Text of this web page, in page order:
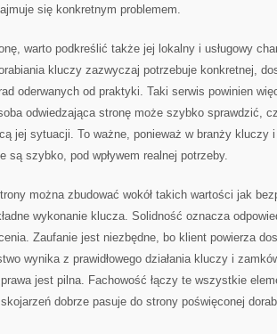
się konkretnym problemem.
warto podkreślić także jej lokalny i usługowy
kluczy zazwyczaj potrzebuje konkretnej,
oderwanych od praktyki. Taki serwis powinien
odwiedzająca stronę może szybko sprawdzić,
jej sytuacji. To ważne, ponieważ w branży kluczy
są szybko, pod wpływem realnej potrzeby.
można zbudować wokół takich wartości jak
wykonanie klucza. Solidność oznacza
Zaufanie jest niezbędne, bo klient powierza
wynika z prawidłowego działania kluczy i
jest pilna. Fachowość łączy te wszystkie
dobrze pasuje do strony poświęconej